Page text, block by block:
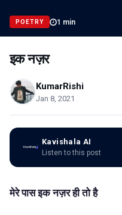
POETRY 1 min
इक नज़र
KumarRishi
Jan 8, 2021
Kavishala AI
Listen to this post
मेरे पास इक नज़र ही तो है